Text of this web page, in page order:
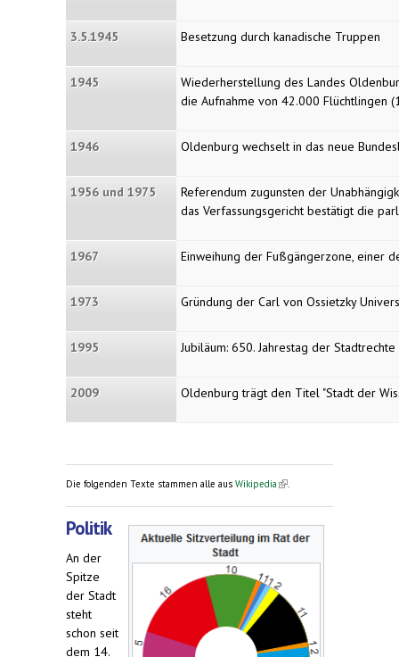
3.5.1945 Besetzung durch kanadische Truppen
1945
Wiederherstellung des Landes
die Aufnahme von 42.000 Flüchtlingen
1946 Oldenburg wechselt in das neue
1956 und 1975
Referendum zugunsten der
das Verfassungsgericht bestätigt die
1967 Einweihung der Fußgängerzone, einer
1973 Gründung der Carl von Ossietzky
1995 Jubiläum: 650. Jahrestag der Stadtrechte
2009 Oldenburg trägt den Titel "Stadt der
Die folgenden Texte stammen alle aus Wikipedia (link is
Politik
An der
Spitze
der Stadt
steht
schon seit
dem 14.